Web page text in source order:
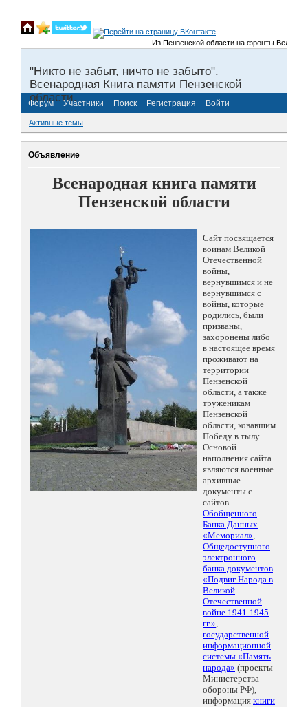
Из Пензенской области на фронты Великой
"Никто не забыт, ничто не забыто".
Всенародная Книга памяти Пензенской
области.
Форум Участники Поиск Регистрация Войти
Активные темы
Объявление
Всенародная книга памяти
Пензенской области
Сайт посвящается
воинам Великой
Отечественной
войны,
вернувшимся и не
вернувшимся с
войны, которые
родились, были
призваны,
захоронены либо
в настоящее время
проживают на
территории
Пензенской
области, а также
труженикам
Пензенской
области, ковавшим
Победу в тылу.
Основой
наполнения сайта
являются военные
архивные
документы с
сайтов
Обобщенного
Банка Данных
«Мемориал»,
Общедоступного
электронного
банка документов
«Подвиг Народа в
Великой
Отечественной
войне 1941-1945
гг.»,
государственной
информационной
системы «Память
народа» (проекты
Министерства
обороны РФ),
информация книги